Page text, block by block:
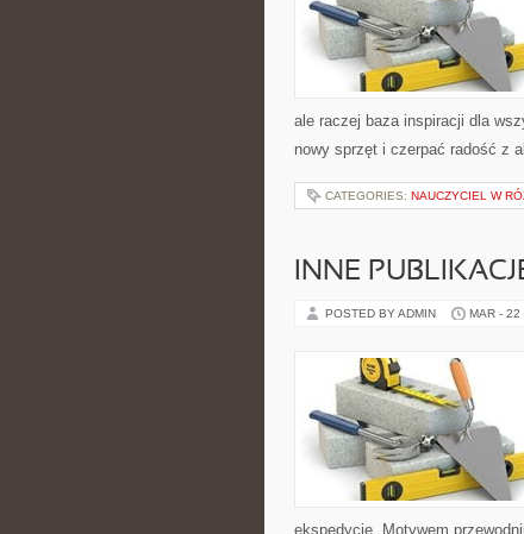
ale raczej baza inspiracji dla
nowy sprzęt i czerpać radość z
CATEGORIES: NAUCZYCIEL W
INNE
POSTED BY ADMIN MAR - 22
ekspedycję. Motywem